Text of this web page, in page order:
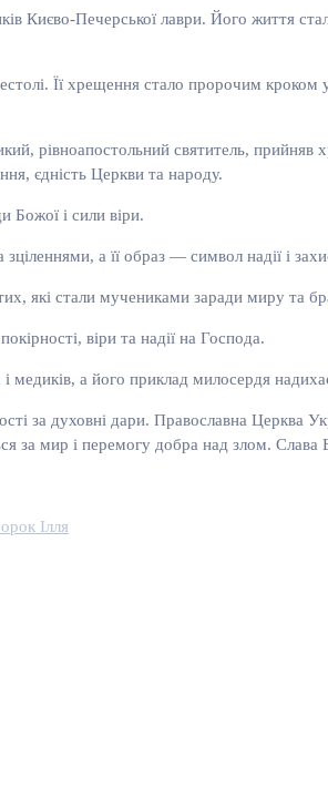
Києво-Печерської лаври. Його життя
Її хрещення стало пророчим
рівноапостольний святитель, прийняв
єдність Церкви та народу.
Божої і сили віри.
а її образ — символ надії і
які стали мучениками заради миру та
віри та надії на Господа.
медиків, а його приклад милосердя
за духовні дари. Православна Церква
за мир і перемогу добра над злом. Слава
Ілля